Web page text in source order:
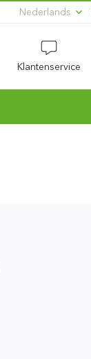
Nederlands
Klantenservice